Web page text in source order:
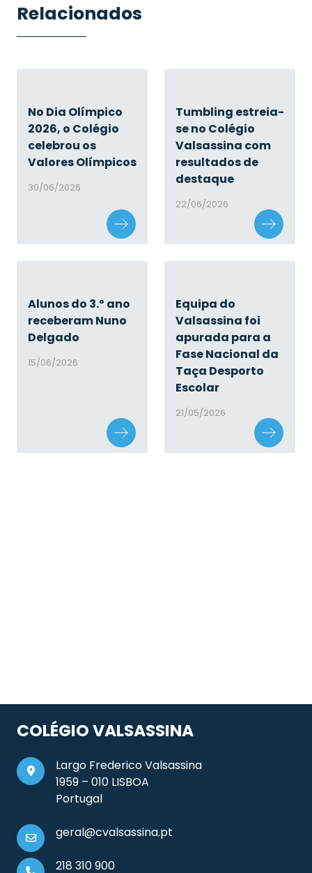
Relacionados
No Dia Olímpico
2026, o Colégio
celebrou os
Valores Olímpicos
30/06/2026
Tumbling estreia-
se no Colégio
Valsassina com
resultados de
destaque
22/06/2026
Alunos do 3.º ano
receberam Nuno
Delgado
15/06/2026
Equipa do
Valsassina foi
apurada para a
Fase Nacional da
Taça Desporto
Escolar
21/05/2026
COLÉGIO VALSASSINA
Largo Frederico Valsassina
1959 – 010 LISBOA
Portugal
geral@cvalsassina.pt
218 310 900